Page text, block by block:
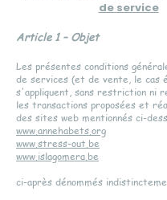
de service
Article 1 – Objet
Les présentes conditions
de services (et de vente, le cas
s'appliquent, sans restriction ni
les transactions proposées et
des sites web mentionnés ci-
www.annehabets.org
www.stress-out.be
www.islagomera.be
ci-après dénommés